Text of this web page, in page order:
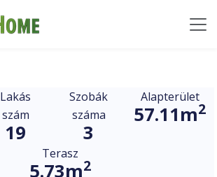
Lakás
szám
19
Szobák
száma
3
Alapterület
57.11m2
Terasz
5.73m2